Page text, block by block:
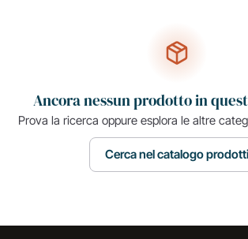
Ancora nessun prodotto in
Prova la ricerca oppure esplora le altre
Cerca nel catalogo prodotti